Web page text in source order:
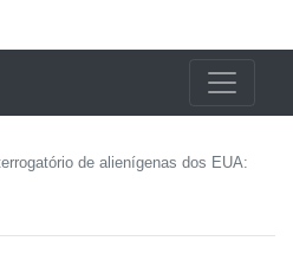
de alienígenas dos EUA: